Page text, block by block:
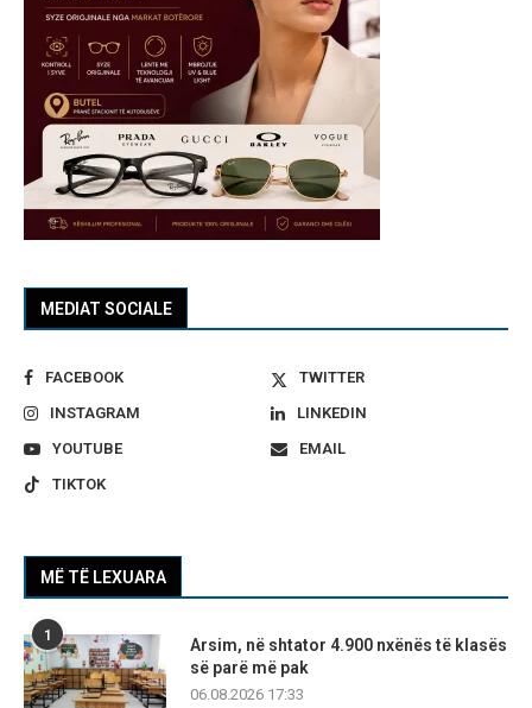
MEDIAT SOCIALE
FACEBOOK
TWITTER
INSTAGRAM
LINKEDIN
YOUTUBE
EMAIL
TIKTOK
MË TË LEXUARA
1
Arsim, në shtator 4.900 nxënës të klasës
së parë më pak
06.08.2026 17:33